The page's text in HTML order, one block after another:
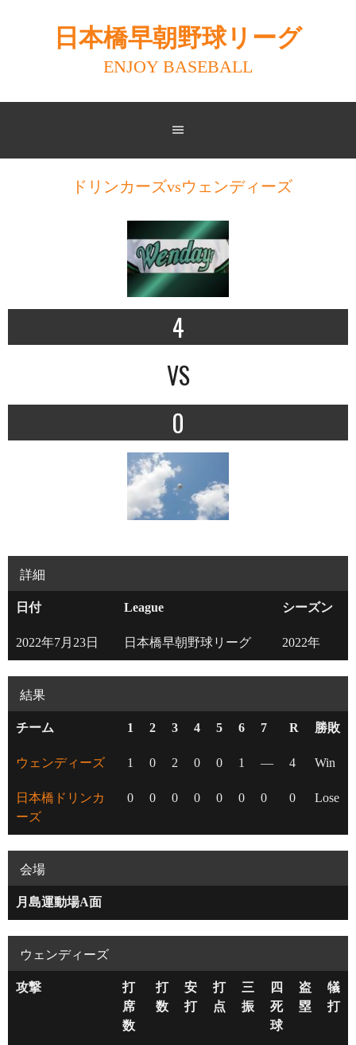
日本橋早朝野球リーグ
ENJOY BASEBALL
ドリンカーズvsウェンディーズ
4
VS
0
詳細
日付 League シーズン
2022年7月23日 日本橋早朝野球リーグ 2022年
結果
チーム 1 2 3 4 5 6 7 R 勝敗
ウェンディーズ 1 0 2 0 0 1 — 4 Win
日本橋ドリンカ
ーズ
0 0 0 0 0 0 0 0 Lose
会場
月島運動場A面
ウェンディーズ
攻撃
打
席
数
打
数
安
打
打
点
三
振
四
死
球
盗
塁
犠
打